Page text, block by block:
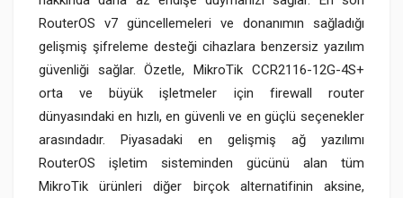
RouterOS v7 güncellemeleri ve donanımın sağladığı
gelişmiş şifreleme desteği cihazlara benzersiz yazılım
güvenliği sağlar. Özetle, MikroTik CCR2116-12G-4S+
orta ve büyük işletmeler için firewall router
dünyasındaki en hızlı, en güvenli ve en güçlü seçenekler
arasındadır. Piyasadaki en gelişmiş ağ yazılımı
RouterOS işletim sisteminden gücünü alan tüm
MikroTik ürünleri diğer birçok alternatifinin aksine,